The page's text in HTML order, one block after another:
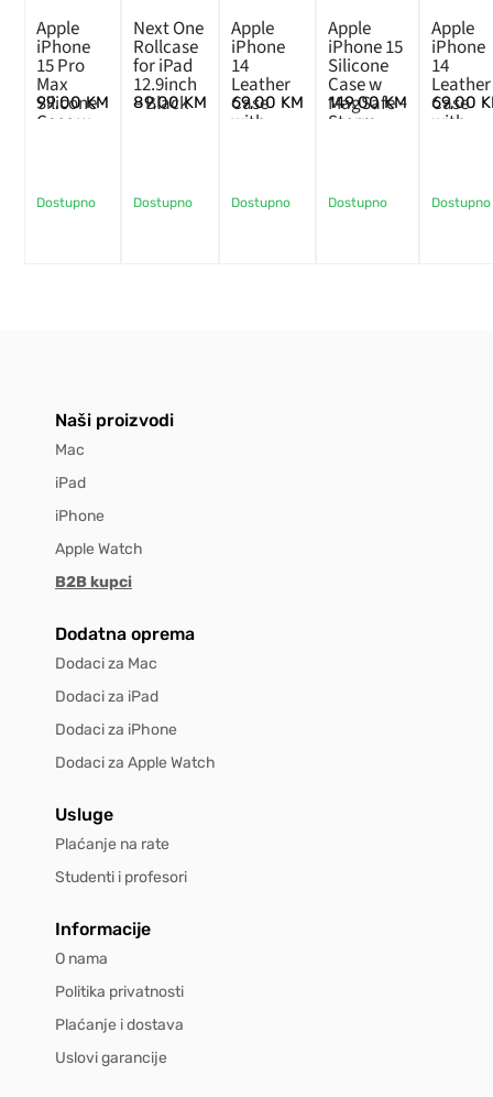
Apple
iPhone
15 Pro
Max
Silicone
Case w
99,00KM
Dostupno
Next One
Rollcase
for iPad
12.9inch
– Black
89,00KM
Dostupno
Apple
iPhone
14
Leather
Case
with
69,00 KM
Dostupno
Apple
iPhone 15
Silicone
Case w
MagSafe –
Storm
149,00KM
Dostupno
Apple
iPhone
14
Leather
Case
with
69,00
Dostupno
Naši proizvodi
Mac
iPad
iPhone
Apple Watch
B2B kupci
Dodatna oprema
Dodaci za Mac
Dodaci za iPad
Dodaci za iPhone
Dodaci za Apple Watch
Usluge
Plaćanje na rate
Studenti i profesori
Informacije
O nama
Politika privatnosti
Plaćanje i dostava
Uslovi garancije